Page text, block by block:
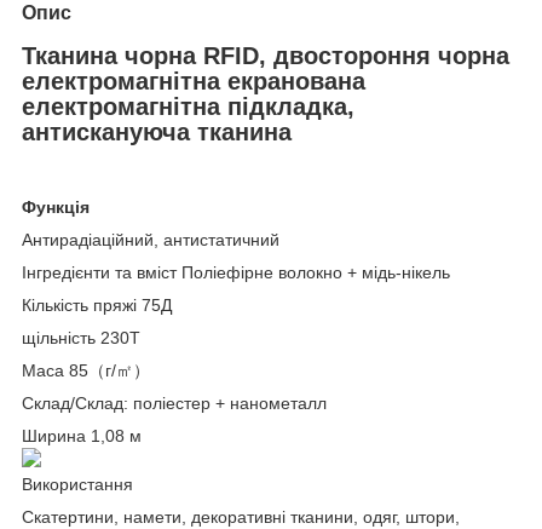
Опис
Тканина чорна RFID, двостороння чорна
електромагнітна екранована
електромагнітна підкладка,
антискануюча тканина
Функція
Антирадіаційний, антистатичний
Інгредієнти та вміст Поліефірне волокно + мідь-нікель
Кількість пряжі 75Д
щільність 230Т
Маса 85（г/㎡）
Склад/Склад: поліестер + нанометалл
Ширина 1,08 м
Використання
Скатертини, намети, декоративні тканини, одяг, штори,